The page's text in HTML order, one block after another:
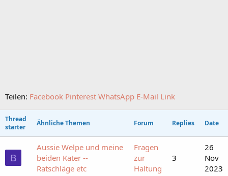
Teilen: Facebook Pinterest WhatsApp E-Mail Link
Thread
starter
Ähnliche Themen Forum Replies Date
B
Aussie Welpe und meine
beiden Kater --
Ratschläge etc
Fragen
zur
Haltung
3
26
Nov
2023